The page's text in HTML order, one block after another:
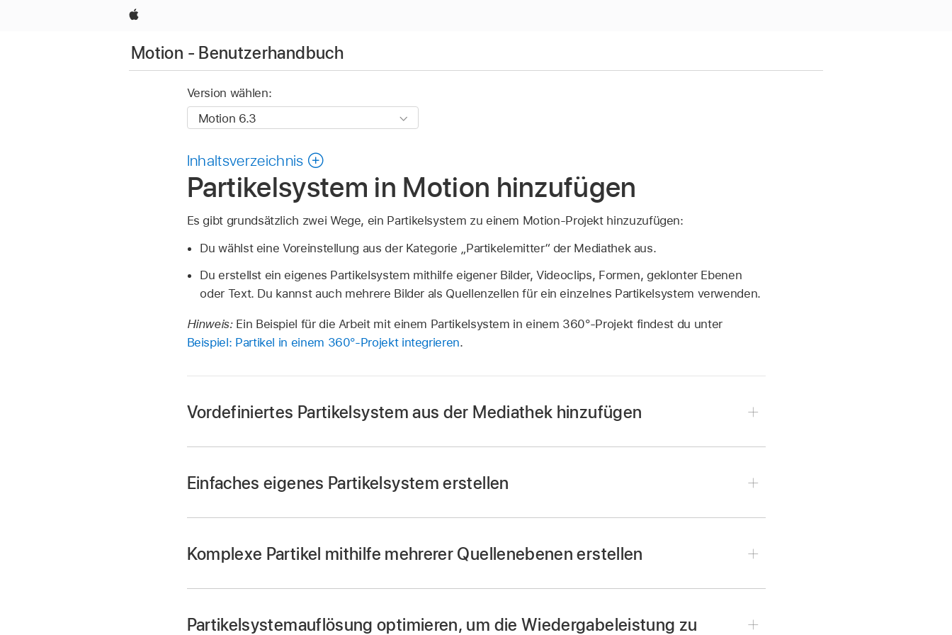
Apple
Motion - Benutzerhandbuch
Version wählen:
Inhaltsverzeichnis
Partikelsystem in Motion hinzufügen
Es gibt grundsätzlich zwei Wege, ein Partikelsystem zu einem Motion-Projekt hinzuzufügen:
Du wählst eine Voreinstellung aus der Kategorie „Partikelemitter“ der Mediathek aus.
Du erstellst ein eigenes Partikelsystem mithilfe eigener Bilder, Videoclips, Formen, geklonter Ebenen
oder Text. Du kannst auch mehrere Bilder als Quellenzellen für ein einzelnes Partikelsystem verwenden.
Hinweis: Ein Beispiel für die Arbeit mit einem Partikelsystem in einem 360°-Projekt findest du unter
Beispiel: Partikel in einem 360°-Projekt integrieren.
Vordefiniertes Partikelsystem aus der Mediathek hinzufügen
Einfaches eigenes Partikelsystem erstellen
Komplexe Partikel mithilfe mehrerer Quellenebenen erstellen
Füge eine oder mehr Bildebenen zu deinem Motion-Projekt hinzu.
Partikelsystemauflösung optimieren, um die Wiedergabeleistung zu